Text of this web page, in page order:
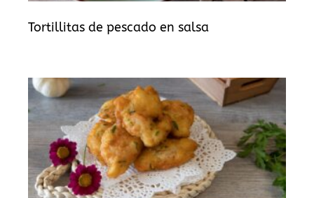
Tortillitas de pescado en salsa